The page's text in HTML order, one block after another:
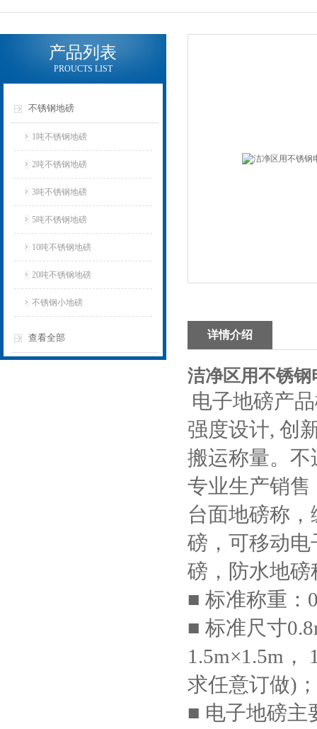
产品列表
PROUCTS LIST
不锈钢地磅
1吨不锈钢地磅
2吨不锈钢地磅
3吨不锈钢地磅
5吨不锈钢地磅
10吨不锈钢地磅
20吨不锈钢地磅
不锈钢小地磅
查看全部 详情介绍
洁净区用不锈
电子地磅产
强度设计, 创
搬运称量。
专业生产销
台面地磅称
磅，可移动
磅，防水地
■ 标准称重：
■ 标准尺寸
1.5m×1.5m，
求任意订做)；
■ 电子地磅主